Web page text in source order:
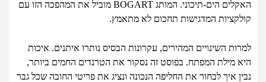
האקלים הים-תיכוני. המותג BOGART מוביל את המהפכה הזו עם
קולקציות המדגישות תחכום לא מתאמץ.
למרות השינויים המהירים, עקרונות הבסיס נותרו איתנים. איכות
היא מילת המפתח. בפוסט זה נסקור את הטרנדים החמים ביותר,
נבין איך לבחור את החליפה הנכונה ונציג את פריטי החובה שכל גבר